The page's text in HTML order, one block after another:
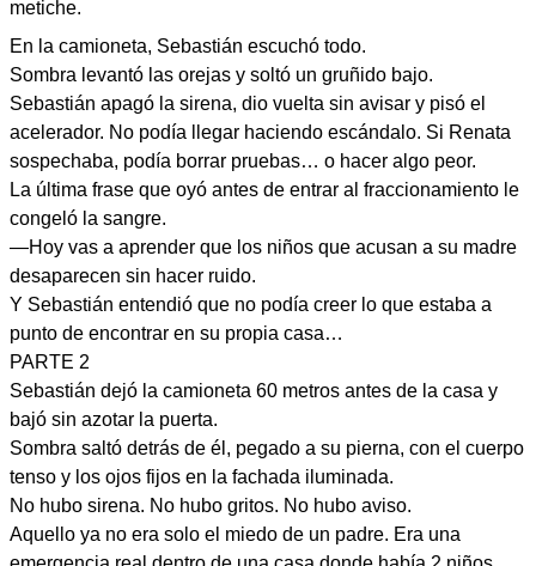
metiche.
En la camioneta, Sebastián escuchó todo.
Sombra levantó las orejas y soltó un gruñido bajo.
Sebastián apagó la sirena, dio vuelta sin avisar y pisó el
acelerador. No podía llegar haciendo escándalo. Si Renata
sospechaba, podía borrar pruebas… o hacer algo peor.
La última frase que oyó antes de entrar al fraccionamiento le
congeló la sangre.
—Hoy vas a aprender que los niños que acusan a su madre
desaparecen sin hacer ruido.
Y Sebastián entendió que no podía creer lo que estaba a
punto de encontrar en su propia casa…
PARTE 2
Sebastián dejó la camioneta 60 metros antes de la casa y
bajó sin azotar la puerta.
Sombra saltó detrás de él, pegado a su pierna, con el cuerpo
tenso y los ojos fijos en la fachada iluminada.
No hubo sirena. No hubo gritos. No hubo aviso.
Aquello ya no era solo el miedo de un padre. Era una